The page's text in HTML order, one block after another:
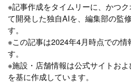
※記事作成をタイムリーに、かつ
て開発した独自AIを、編集部の監
す。
※この記事は2024年4月時点での情
す。
※施設・店舗情報は公式サイトお
を基に作成しています。